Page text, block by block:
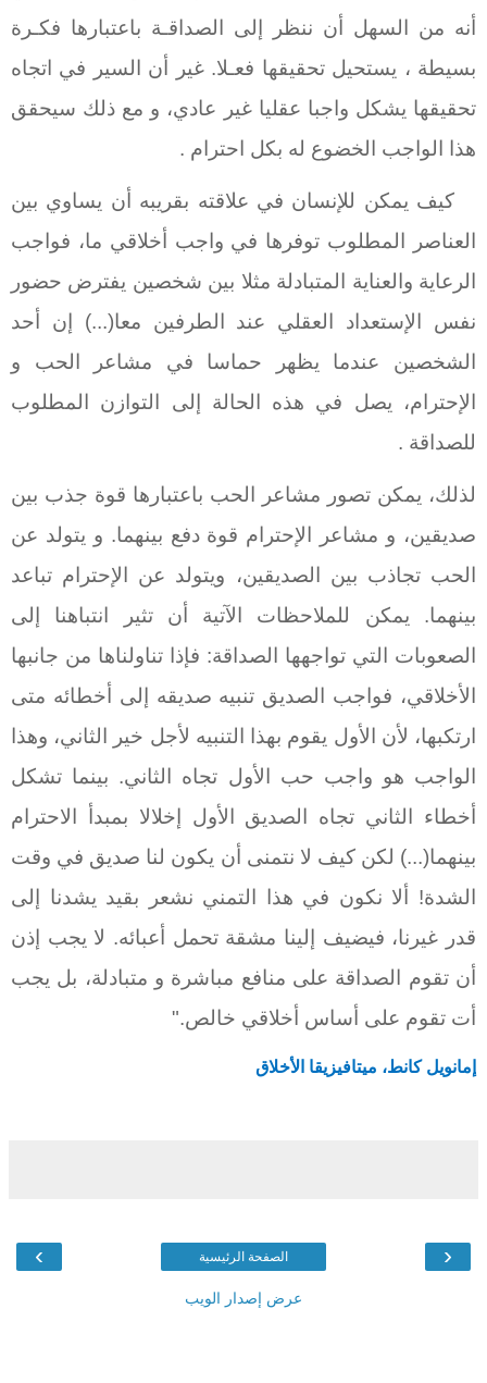
أنه من السهل أن ننظر إلى الصداقـة باعتبارها فكـرة
بسيطة ، يستحيل تحقيقها فعـلا. غير أن السير في اتجاه
تحقيقها يشكل واجبا عقليا غير عادي، و مع ذلك سيحقق
هذا الواجب الخضوع له بكل احترام .
كيف يمكن للإنسان في علاقته بقريبه أن يساوي بين
العناصر المطلوب توفرها في واجب أخلاقي ما، فواجب
الرعاية والعناية المتبادلة مثلا بين شخصين يفترض حضور
نفس الإستعداد العقلي عند الطرفين معا(...) إن أحد
الشخصين عندما يظهر حماسا في مشاعر الحب و
الإحترام، يصل في هذه الحالة إلى التوازن المطلوب
للصداقة .
لذلك، يمكن تصور مشاعر الحب باعتبارها قوة جذب بين
صديقين، و مشاعر الإحترام قوة دفع بينهما. و يتولد عن
الحب تجاذب بين الصديقين، ويتولد عن الإحترام تباعد
بينهما. يمكن للملاحظات الآتية أن تثير انتباهنا إلى
الصعوبات التي تواجهها الصداقة: فإذا تناولناها من جانبها
الأخلاقي، فواجب الصديق تنبيه صديقه إلى أخطائه متى
ارتكبها، لأن الأول يقوم بهذا التنبيه لأجل خير الثاني، وهذا
الواجب هو واجب حب الأول تجاه الثاني. بينما تشكل
أخطاء الثاني تجاه الصديق الأول إخلالا بمبدأ الاحترام
بينهما(...) لكن كيف لا نتمنى أن يكون لنا صديق في وقت
الشدة! ألا نكون في هذا التمني نشعر بقيد يشدنا إلى
قدر غيرنا، فيضيف إلينا مشقة تحمل أعبائه. لا يجب إذن
أن تقوم الصداقة على منافع مباشرة و متبادلة، بل يجب
أت تقوم على أساس أخلاقي خالص."
إمانويل كانط، ميتافيزيقا الأخلاق
‹
› الصفحة الرئيسية
عرض إصدار الويب